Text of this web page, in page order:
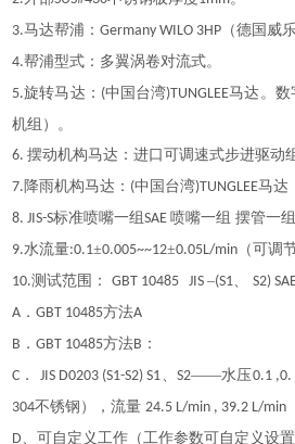
3.马达帮浦：Germany WILO 3HP （德国威
4.帮浦型式：多翼涡卷对流式。
5.旋转马达： (中国台湾)TUNGLEE马达。数
机组）。
6.摆动机构马达：进口可调速式步进驱动
7. 降雨机构马达： (中国台湾)TUNGLEE马达
8. JIS-S标准喷嘴一组SAE喷嘴一组 摆管一
9.水流量:0.1±0.005~~12±0.05L/min （可调
10.测试范围：GBT 10485 JIS–(S1、S2)
A ．GBT 10485方法A
B ．GBT 10485方法B ：
C ． JIS D0203 (S1-S2) S1、 S2——水压0.1 ,0.
304不锈钢），流量24.5 L/min , 39.2 L/min
D、可自定义工作（工作参数可自定义设置